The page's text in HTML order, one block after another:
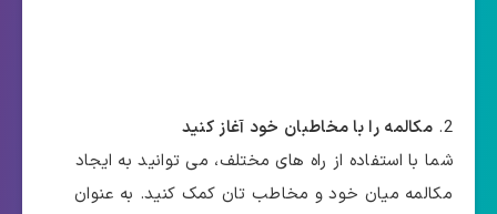
مکالمه را با مخاطبان خود آغاز کنید
شما با استفاده از راه های مختلف، می توانید به ایجاد
مکالمه میان خود و مخاطب تان کمک کنید. به عنوان